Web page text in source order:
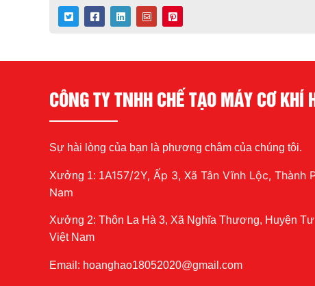
CÔNG TY TNHH CHẾ TẠO MÁY CƠ KHÍ
Sự hài lòng của bạn là phương châm của chúng tôi.
Xưởng 1: 1A157/2Y, Ấp 3, Xã Tân Vĩnh Lộc, Thành
Nam
Xưởng 2: Thôn La Hà 3, Xã Nghĩa Thương, Huyện
Việt Nam
Email: hoanghao18052020@gmail.com